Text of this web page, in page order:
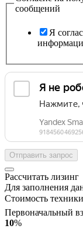
сообщений
Я
Отправить запрос
Рассчитать лизинг
Для заполнения
Стоимость техники
Первоначальный
10%